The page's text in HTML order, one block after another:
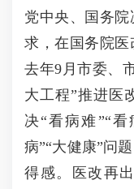
党中央、国务
求，在国务院医
去年9 月市委、
大工程”推进医
决“看病难”“看
病”“大健康”问
得感。医改再